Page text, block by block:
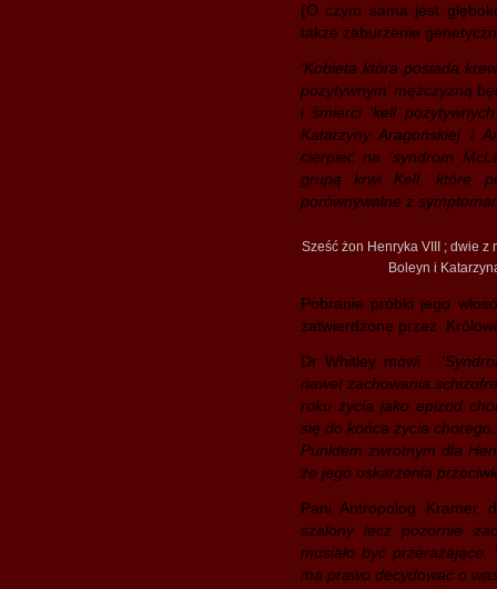
(O czym sama jest
także zaburzenie
‘Kobieta która posiada
pozytywnym’ mężczyzną
i śmierci ‘kell
Katarzyny Aragońskiej i
cierpieć na ‘syndrom
grupą krwi Kell, które
porównywalne z
Sześć żon Henryka VIII ; dwie z
Boleyn i
Pobranie próbki jego
zatwierdzone przez
Dr Whitley mówi :
nawet zachowania
roku życia jako epizod
się do końca życia
Punktem zwrotnym dla
że jego oskarżenia
Pani Antropolog Kramer
szalony lecz pozornie
musiało być
ma prawo decydować o